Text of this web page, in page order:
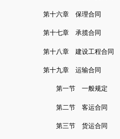
第十六章 保理合同
第十七章 承揽合同
第十八章 建设工程合同
第十九章 运输合同
第一节 一般规定
第二节 客运合同
第三节 货运合同